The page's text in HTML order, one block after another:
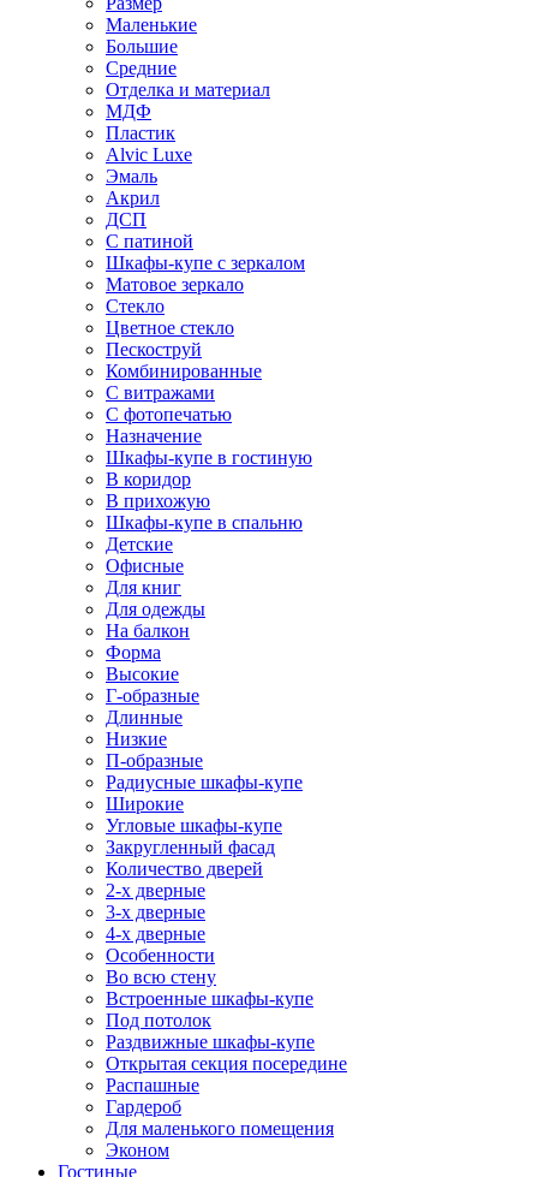
Маленькие
Большие
Средние
Отделка и материал
МДФ
Пластик
Alvic Luxe
Эмаль
Акрил
ДСП
С патиной
Шкафы-купе с зеркалом
Матовое зеркало
Стекло
Цветное стекло
Пескоструй
Комбинированные
С витражами
С фотопечатью
Назначение
Шкафы-купе в гостиную
В коридор
В прихожую
Шкафы-купе в спальню
Детские
Офисные
Для книг
Для одежды
На балкон
Форма
Высокие
Г-образные
Длинные
Низкие
П-образные
Радиусные шкафы-купе
Широкие
Угловые шкафы-купе
Закругленный фасад
Количество дверей
2-х дверные
3-х дверные
4-х дверные
Особенности
Во всю стену
Встроенные шкафы-купе
Под потолок
Раздвижные шкафы-купе
Открытая секция посередине
Распашные
Гардероб
Для маленького помещения
Эконом
Гостиные